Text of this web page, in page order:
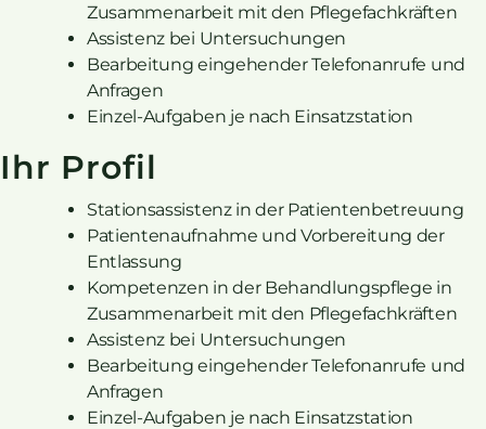
Zusammenarbeit mit den Pflegefachkräften
Assistenz bei Untersuchungen
Bearbeitung eingehender Telefonanrufe und
Anfragen
Einzel-Aufgaben je nach Einsatzstation
Ihr Profil
Stationsassistenz in der Patientenbetreuung
Patientenaufnahme und Vorbereitung der
Entlassung
Kompetenzen in der Behandlungspflege in
Zusammenarbeit mit den Pflegefachkräften
Assistenz bei Untersuchungen
Bearbeitung eingehender Telefonanrufe und
Anfragen
Einzel-Aufgaben je nach Einsatzstation